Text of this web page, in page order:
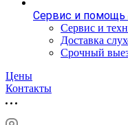
Сервис и помощь
Сервис и
Доставка
Срочный
Цены
Контакты